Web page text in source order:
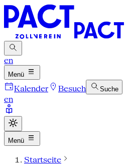
en
Menü
Kalender Besuch Suche
en
Menü
Startseite